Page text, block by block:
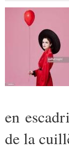
en
de la